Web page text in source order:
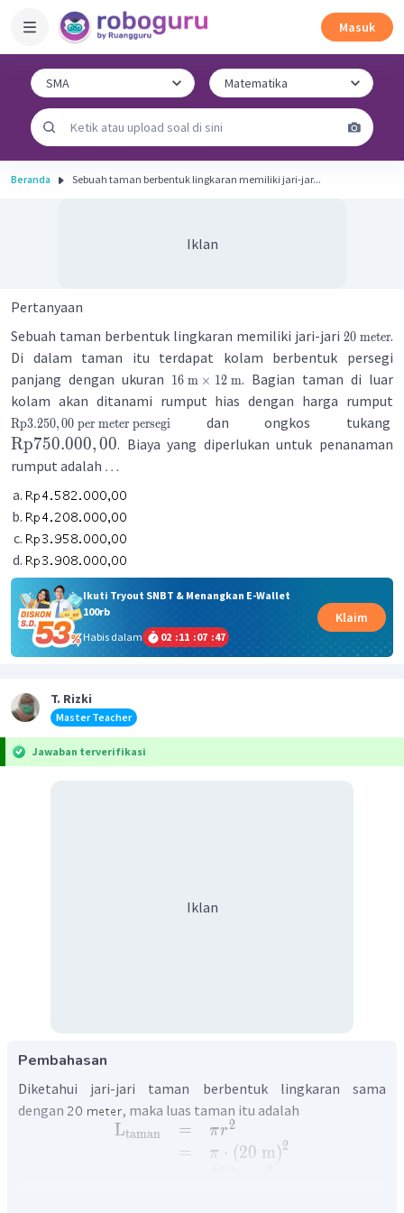
Masuk
Beranda Sebuah taman berbentuk lingkaran memiliki jari-jar...
Iklan
Pertanyaan
Sebuah taman berbentuk lingkaran memiliki jari-jari 20 meter.
Di dalam taman itu terdapat kolam berbentuk persegi
panjang dengan ukuran 16 m × 12 m. Bagian taman di luar
kolam akan ditanami rumput hias dengan harga rumput
Rp3.250,00 per meter persegi dan ongkos tukang
Rp750.000,00. Biaya yang diperlukan untuk penanaman
rumput adalah …
Ikuti Tryout SNBT & Menangkan E-Wallet
100rb
Habis dalam
02 :11 :07 :47
Klaim
T. Rizki
Master Teacher
Jawaban terverifikasi
Iklan
Pembahasan
Diketahui jari-jari taman berbentuk lingkaran sama
dengan
, maka luas taman itu adalah
Ltaman
=
=
πr2
π ⋅ (20 m)2